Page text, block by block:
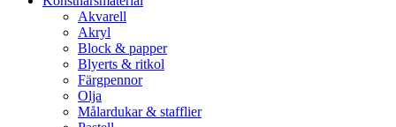
Akvarell
Akryl
Block & papper
Blyerts & ritkol
Färgpennor
Olja
Målardukar & stafflier